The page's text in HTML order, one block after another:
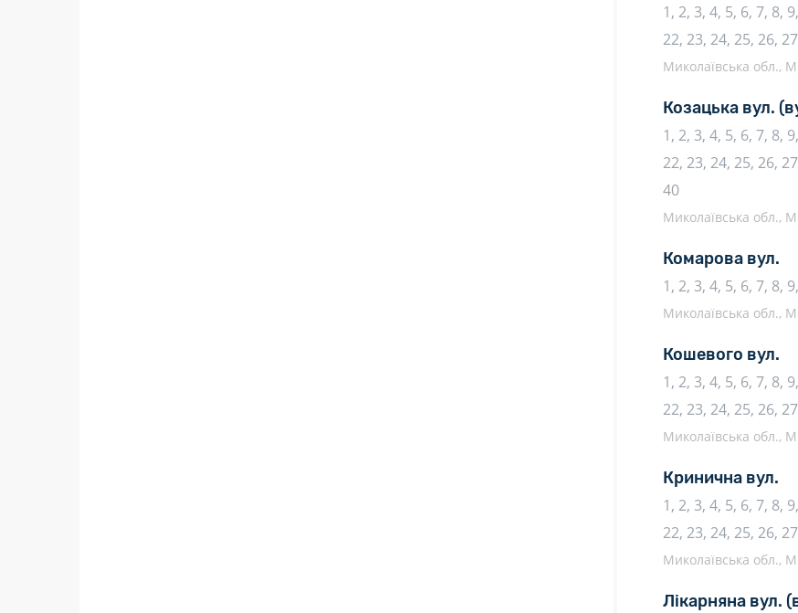
1, 2, 3, 4, 5, 6, 7, 8,
22, 23, 24, 25, 26,
Миколаївська обл.,
Козацька вул.
1, 2, 3, 4, 5, 6, 7, 8,
22, 23, 24, 25, 26,
40
Миколаївська обл.,
Комарова вул.
1, 2, 3, 4, 5, 6, 7, 8,
Миколаївська обл.,
Кошевого вул.
1, 2, 3, 4, 5, 6, 7, 8,
22, 23, 24, 25, 26,
Миколаївська обл.,
Кринична вул.
1, 2, 3, 4, 5, 6, 7, 8,
22, 23, 24, 25, 26,
Миколаївська обл.,
Лікарняна вул.